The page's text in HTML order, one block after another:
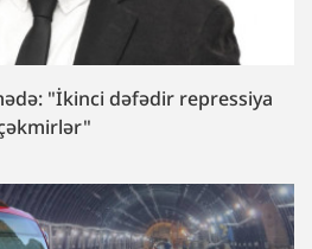
"İkinci dəfədir repressiya